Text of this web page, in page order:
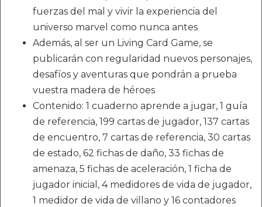
fuerzas del mal y vivir la experiencia del
universo marvel como nunca antes
Además, al ser un Living Card Game, se
publicarán con regularidad nuevos personajes,
desafíos y aventuras que pondrán a prueba
vuestra madera de héroes
Contenido: 1 cuaderno aprende a jugar, 1 guía
de referencia, 199 cartas de jugador, 137 cartas
de encuentro, 7 cartas de referencia, 30 cartas
de estado, 62 fichas de daño, 33 fichas de
amenaza, 5 fichas de aceleración, 1 ficha de
jugador inicial, 4 medidores de vida de jugador,
1 medidor de vida de villano y 16 contadores